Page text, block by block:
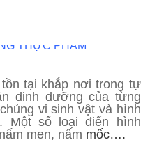
THỰC PHẨM
tại khắp nơi trong tự
dinh dưỡng của từng
vi sinh vật và hình
Một số loại điển hình
men, nấm mốc….